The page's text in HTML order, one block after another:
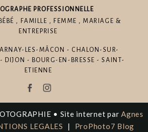
PROFESSIONNELLE
BÉBÉ , FAMILLE , FEMME , MARIAGE &
ENTREPRISE
LES-MÂCON - CHALON-SUR-
DIJON - BOURG-EN-BRESSE - SAINT-
ETIENNE
• Site internet par Agnes
LEGALES | ProPhoto7 Blog